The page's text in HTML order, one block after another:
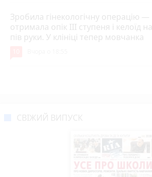
Зробила гінекологічну операцію —
отримала опік ІІІ ступеня і келоїд на
пів руки. У клініці тепер мовчанка